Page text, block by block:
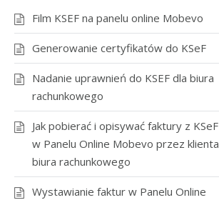
Film KSEF na panelu online Mobevo
Generowanie certyfikatów do KSeF
Nadanie uprawnień do KSEF dla biura
rachunkowego
Jak pobierać i opisywać faktury z KSeF
w Panelu Online Mobevo przez klienta
biura rachunkowego
Wystawianie faktur w Panelu Online